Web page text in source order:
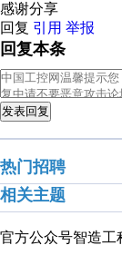
感谢分享
回复 引用 举报
回复本条
发表回复
热门招聘
相关主题
官方公众号智造工